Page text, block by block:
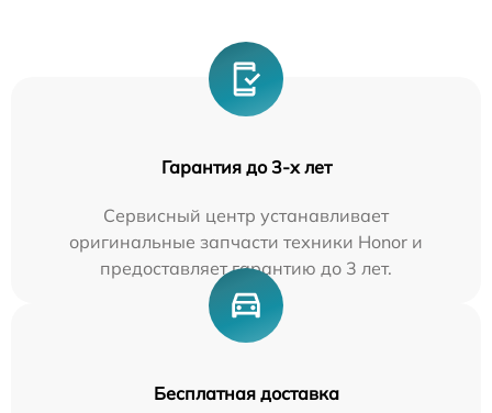
Гарантия до 3-х лет
Сервисный центр устанавливает
оригинальные запчасти техники Honor и
предоставляет гарантию до 3 лет.
Бесплатная доставка